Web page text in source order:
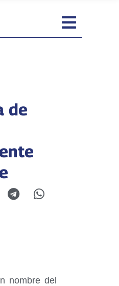
de
n nombre del